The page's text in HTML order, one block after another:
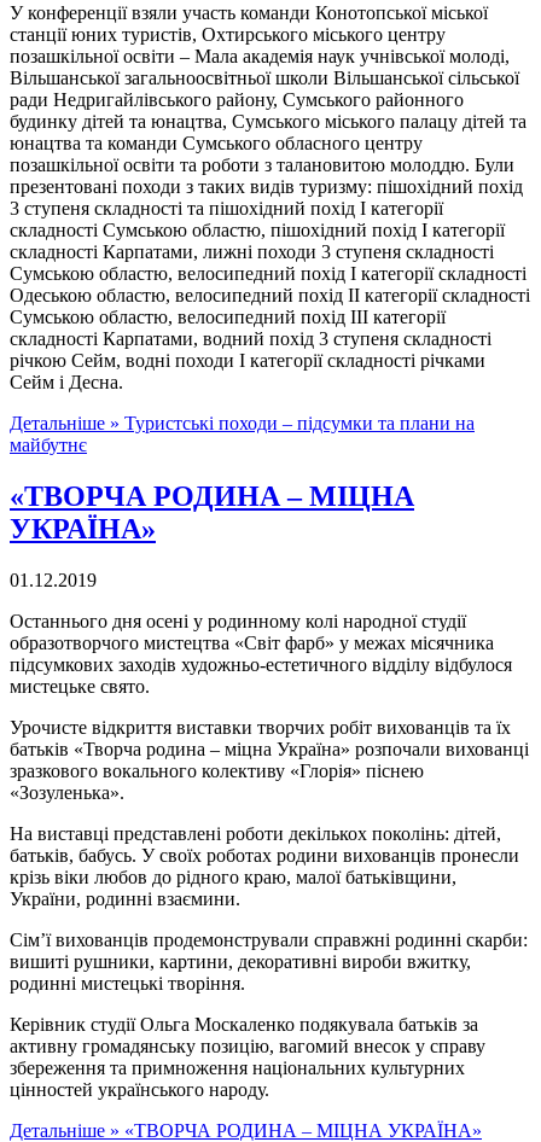
У конференції взяли участь команди Конотопської міської
станції юних туристів, Охтирського міського центру
позашкільної освіти – Мала академія наук учнівської молоді,
Вільшанської загальноосвітньої школи Вільшанської сільської
ради Недригайлівського району, Сумського районного
будинку дітей та юнацтва, Сумського міського палацу дітей та
юнацтва та команди Сумського обласного центру
позашкільної освіти та роботи з талановитою молоддю. Були
презентовані походи з таких видів туризму: пішохідний похід
3 ступеня складності та пішохідний похід І категорії
складності Сумською областю, пішохідний похід І категорії
складності Карпатами, лижні походи 3 ступеня складності
Сумською областю, велосипедний похід І категорії складності
Одеською областю, велосипедний похід ІІ категорії складності
Сумською областю, велосипедний похід ІІІ категорії
складності Карпатами, водний похід 3 ступеня складності
річкою Сейм, водні походи І категорії складності річками
Сейм і Десна.
Детальніше » Туристські походи – підсумки та плани на
майбутнє
«ТВОРЧА РОДИНА – МІЦНА
УКРАЇНА»
01.12.2019
Останнього дня осені у родинному колі народної студії
образотворчого мистецтва «Світ фарб» у межах місячника
підсумкових заходів художньо-естетичного відділу відбулося
мистецьке свято.
Урочисте відкриття виставки творчих робіт вихованців та їх
батьків «Творча родина – міцна Україна» розпочали вихованці
зразкового вокального колективу «Глорія» піснею
«Зозуленька».
На виставці представлені роботи декількох поколінь: дітей,
батьків, бабусь. У своїх роботах родини вихованців пронесли
крізь віки любов до рідного краю, малої батьківщини,
України, родинні взаємини.
Сім’ї вихованців продемонстрували справжні родинні скарби:
вишиті рушники, картини, декоративні вироби вжитку,
родинні мистецькі творіння.
Керівник студії Ольга Москаленко подякувала батьків за
активну громадянську позицію, вагомий внесок у справу
збереження та примноження національних культурних
цінностей українського народу.
Детальніше » «ТВОРЧА РОДИНА – МІЦНА УКРАЇНА»